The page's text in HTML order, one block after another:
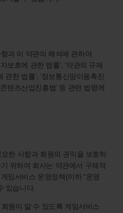
과 이 약관의 해석에 관하여
보호에 관한 법률’, ’약관의 규제
관한 법률’, ’정보통신망이용촉진
텐츠산업진흥법’ 등 관련 법령에
한 사항과 회원의 권익을 보호하
위하여 회사는 약관에서 구체적
임서비스 운영정책(이하 “운영
있습니다.
원이 알 수 있도록 게임서비스